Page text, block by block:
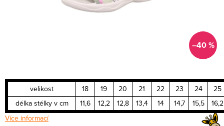
–40 %
velikost 18 19 20 21 22 23 24
25
délka stélky v cm
11,6 12,2 12,8 13,4 14 14,7 15,5
16,2
Více informací